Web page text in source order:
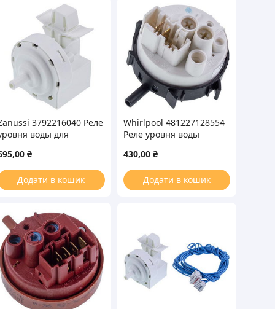
3792216040 Реле
воды для
₴
Додати в кошик
Whirlpool 481227128554
Реле уровня воды
стиральной машины
430,00 ₴
Додати в кошик